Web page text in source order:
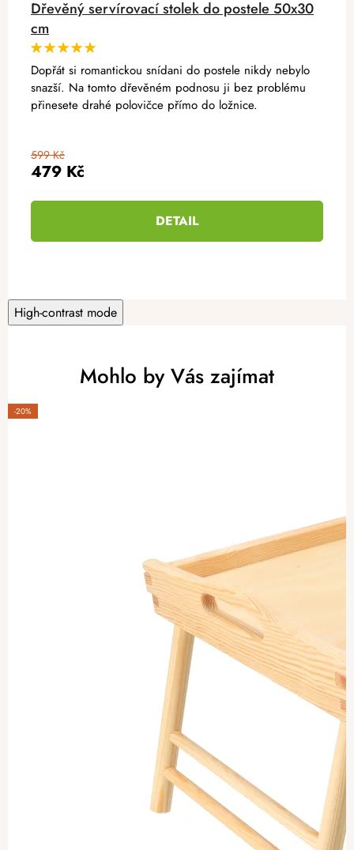
Dřevěný servírovací stolek do postele 50x30
cm
479 Kč
599 Kč
DETAIL
Dopřát si romantickou snídani do postele nikdy nebylo
snazší. Na tomto dřevěném podnosu ji bez problému
přinesete drahé polovičce přímo do ložnice.
High-contrast mode
Mohlo by Vás zajímat
-20%